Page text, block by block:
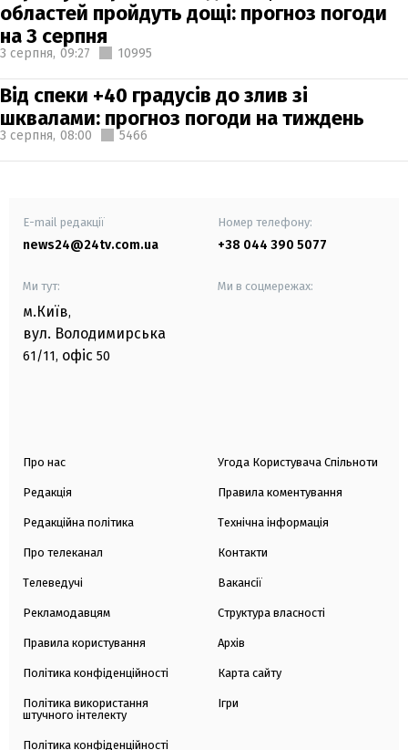
областей пройдуть дощі: прогноз погоди
на 3 серпня
3 серпня, 09:27 10995
Від спеки +40 градусів до злив зі
шквалами: прогноз погоди на тиждень
3 серпня, 08:00 5466
E-mail редакції
news24@24tv.com.ua
Номер телефону:
+38 044 390 5077
Ми тут:
м.Київ,
вул. Володимирська
61/11, офіс 50
Ми в соцмережах:
Про нас
Редакція
Редакційна політика
Про телеканал
Телеведучі
Рекламодавцям
Правила користування
Політика конфіденційності
Політика використання
штучного інтелекту
Політика конфіденційності
Угода Користувача Спільноти
Правила коментування
Технічна інформація
Контакти
Вакансії
Структура власності
Архів
Карта сайту
Ігри